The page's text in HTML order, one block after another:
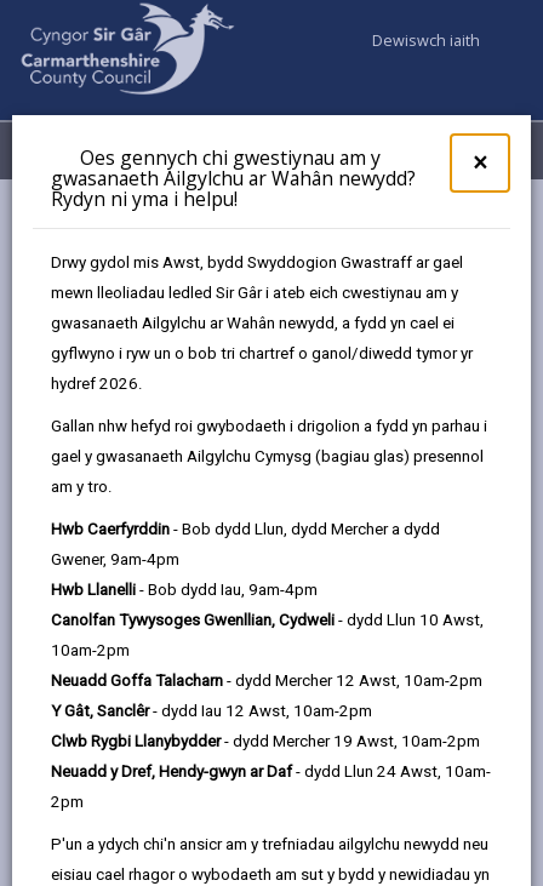
×
Oes gennych chi gwestiynau am y
gwasanaeth Ailgylchu ar Wahân newydd?
Rydyn ni yma i helpu!
Drwy gydol mis Awst, bydd Swyddogion Gwastraff ar gael
mewn lleoliadau ledled Sir Gâr i ateb eich cwestiynau am y
gwasanaeth Ailgylchu ar Wahân newydd, a fydd yn cael ei
gyflwyno i ryw un o bob tri chartref o ganol/diwedd tymor yr
hydref 2026.
Gallan nhw hefyd roi gwybodaeth i drigolion a fydd yn parhau i
gael y gwasanaeth Ailgylchu Cymysg (bagiau glas) presennol
am y tro.
Hwb Caerfyrddin - Bob dydd Llun, dydd Mercher a dydd
Gwener, 9am-4pm
Hwb Llanelli - Bob dydd Iau, 9am-4pm
Canolfan Tywysoges Gwenllian, Cydweli - dydd Llun 10 Awst,
10am-2pm
Neuadd Goffa Talacharn - dydd Mercher 12 Awst, 10am-2pm
Y Gât, Sanclêr- dydd Iau 12 Awst, 10am-2pm
Clwb Rygbi Llanybydder- dydd Mercher 19 Awst, 10am-2pm
Neuadd y Dref, Hendy-gwyn ar Daf- dydd Llun 24 Awst, 10am-
2pm
P'un a ydych chi'n ansicr am y trefniadau ailgylchu newydd neu
eisiau cael rhagor o wybodaeth am sut y bydd y newidiadau yn
Dewiswch iaith
Dewislen
Dod o hyd i ysgol
Bynea
Ystod oedran
Dewis iaith
DALGYLCHOEDD
(YN AGOR MEWN TAB
NEWYDD )
Bynea
Saron Road, Bynea, Llanelli. SA14 9LT
01554 750329
admin@bynea.ysgolccc.cymru